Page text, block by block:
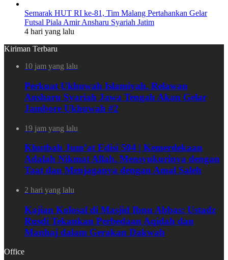
Semarak HUT RI ke-81, Tim Malang Pertahankan Gelar
Futsal Piala Amir Ansharu Syariah Jatim
4 hari yang lalu
Kiriman Terbaru
10 jam yang lalu
Perkuat Ukhuwah Islamiyah, Relawan
Ansharu Syariah Jawa Tengah Akan Gelar
Jambore Ukhuwah #2
19 jam yang lalu
Khutbah Jum’at Edisi 504 | Kemerdekaan
Adalah Nikmat Allah, Mensyukurinya dengan
Taat dan Menjaganya dengan Amal Saleh
2 hari yang lalu
Kajian Kolosal di Masjid Ibnu Abbas: Ustadz
Rusdi Tekankan Perbedaan Aqidah dan
Manhaj dalam Gerakan Dakwah
Office